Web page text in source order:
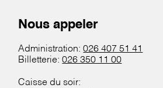
Nous appeler
Administration:026 407 51 41
Billetterie:026 350 11 00
Caisse du soir: